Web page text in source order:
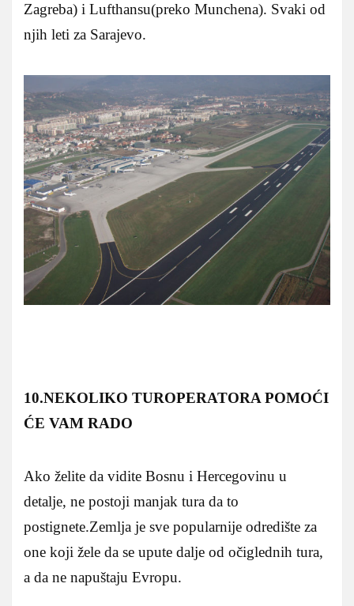
Zagreba) i Lufthansu(preko Munchena). Svaki od
njih leti za Sarajevo.
10.NEKOLIKO TUROPERATORA POMOĆI
ĆE VAM RADO
Ako želite da vidite Bosnu i Hercegovinu u
detalje, ne postoji manjak tura da to
postignete.Zemlja je sve popularnije odredište za
one koji žele da se upute dalje od očiglednih tura,
a da ne napuštaju Evropu.